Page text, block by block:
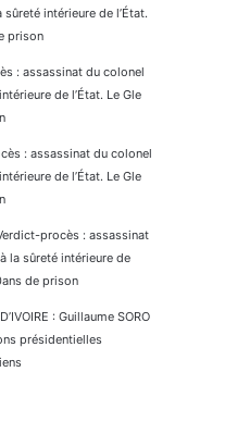
intérieure de l’État.
prison
: assassinat du colonel
de l’État. Le Gle
: assassinat du colonel
de l’État. Le Gle
procès : assassinat
la sûreté intérieure de
de prison
: Guillaume SORO
présidentielles